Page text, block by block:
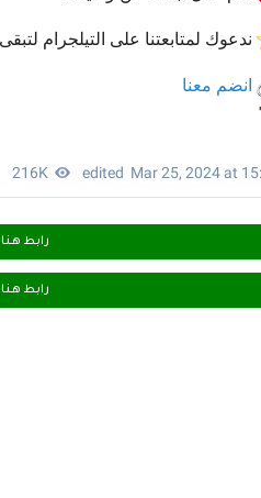
رابط هـنـا
رابط هـنـا